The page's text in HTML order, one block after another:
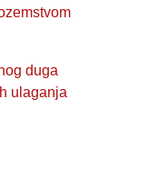
duga
ulaganja